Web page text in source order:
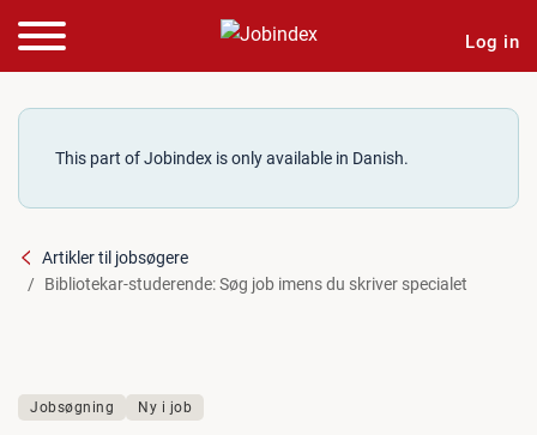
Log in
This part of Jobindex is only available in Danish.
Artikler til jobsøgere
Bibliotekar-studerende: Søg job imens du skriver specialet
Jobsøgning Ny i job